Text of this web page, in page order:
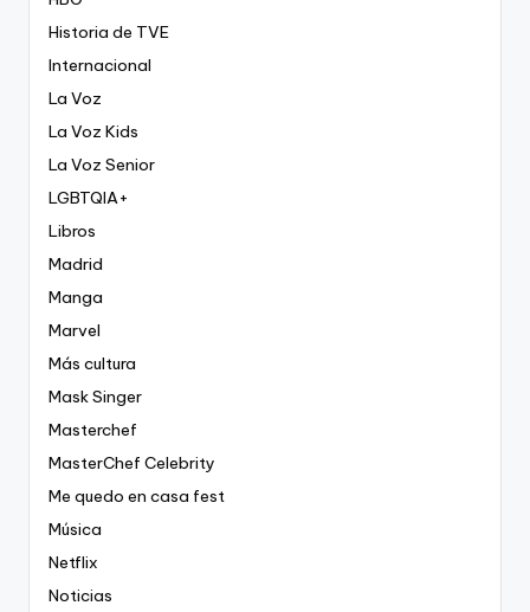
Historia de TVE
Internacional
La Voz
La Voz Kids
La Voz Senior
LGBTQIA+
Libros
Madrid
Manga
Marvel
Más cultura
Mask Singer
Masterchef
MasterChef Celebrity
Me quedo en casa fest
Música
Netflix
Noticias